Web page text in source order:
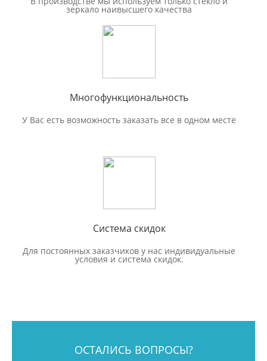
зеркало наивысшего качества
Многофункциональность
У Вас есть возможность заказать все в одном месте
Система скидок
Для постоянных заказчиков у нас индивидуальные
условия и система скидок.
ОСТАЛИСЬ ВОПРОСЫ?